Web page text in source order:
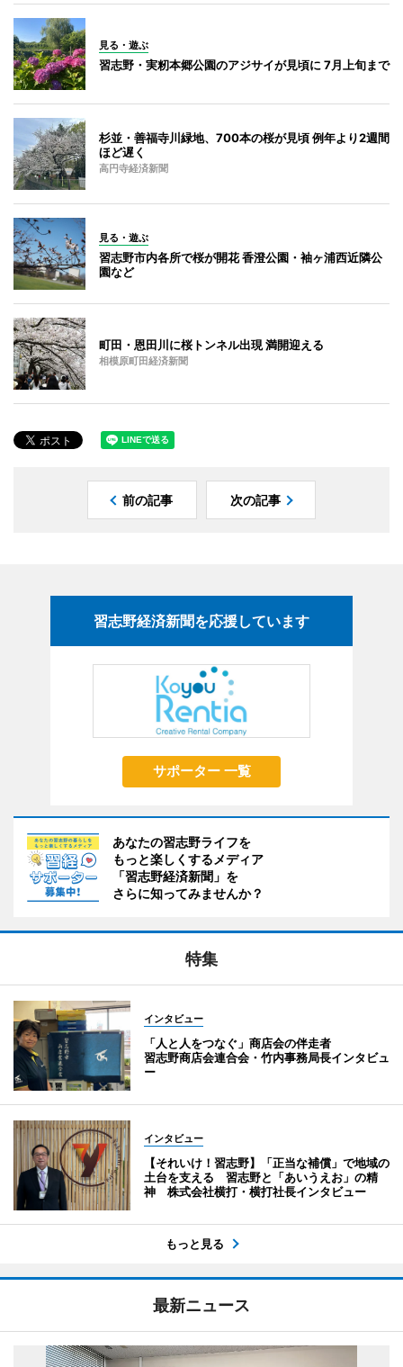
見る・遊ぶ
習志野・実籾本郷公園のアジサイが見頃に 7月上旬まで
杉並・善福寺川緑地、700本の桜が見頃 例年より2週間
ほど遅く
高円寺経済新聞
見る・遊ぶ
習志野市内各所で桜が開花 香澄公園・袖ヶ浦西近隣公
園など
町田・恩田川に桜トンネル出現 満開迎える
相模原町田経済新聞
前の記事 次の記事
習志野経済新聞を応援しています
サポーター 一覧
あなたの習志野ライフを
もっと楽しくするメディア
「習志野経済新聞」を
さらに知ってみませんか？
特集
インタビュー
「人と人をつなぐ」商店会の伴走者
習志野商店会連合会・竹内事務局長インタビュ
ー
インタビュー
【それいけ！習志野】「正当な補償」で地域の
土台を支える 習志野と「あいうえお」の精
神 株式会社横打・横打社長インタビュー
もっと見る
最新ニュース